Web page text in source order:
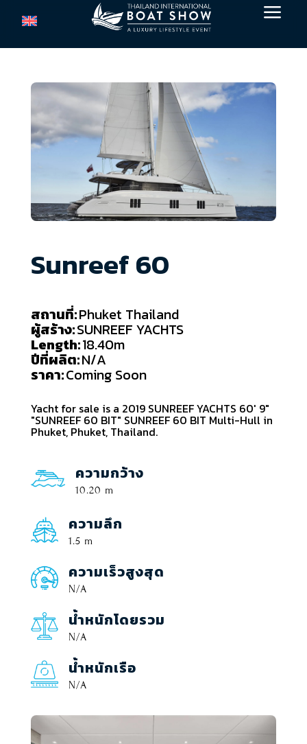
a
Sunreef 60
สถานที่:Phuket Thailand
ผู้สร้าง:SUNREEF YACHTS
Length:18.40m
ปีที่ผลิต:N/A
ราคา:Coming Soon
Yacht for sale is a 2019 SUNREEF YACHTS 60' 9"
"SUNREEF 60 BIT" SUNREEF 60 BIT Multi-Hull in
Phuket, Phuket, Thailand.
ความกว้าง
10.20 m
ความลึก
1.5 m
ความเร็วสูงสุด
N/A
น้ำหนักโดยรวม
N/A
น้ำหนักเรือ
N/A